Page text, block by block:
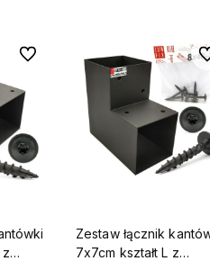
z
Do ulubionych
Zestaw łącznik
7x7cm kształt L z